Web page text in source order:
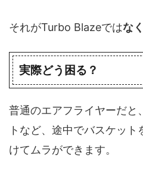
それがTurbo Blazeではな
実際どう困る？
普通のエアフライヤーだと
トなど、途中でバスケッ
けてムラができます。